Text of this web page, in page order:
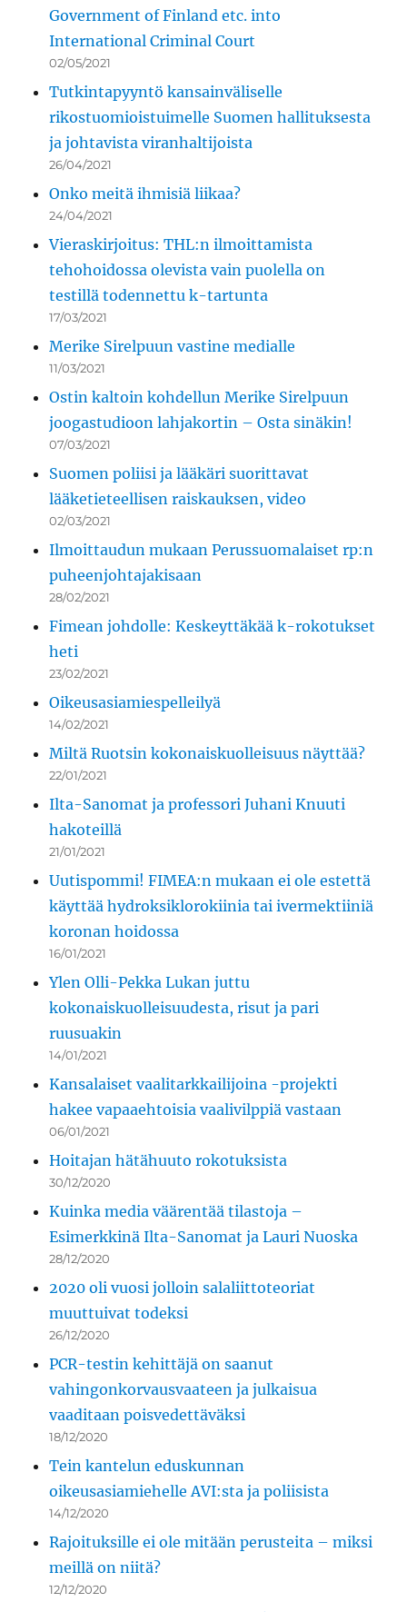
Government of Finland etc. into
International Criminal Court
02/05/2021
Tutkintapyyntö kansainväliselle
rikostuomioistuimelle Suomen hallituksesta
ja johtavista viranhaltijoista
26/04/2021
Onko meitä ihmisiä liikaa?
24/04/2021
Vieraskirjoitus: THL:n ilmoittamista
tehohoidossa olevista vain puolella on
testillä todennettu k-tartunta
17/03/2021
Merike Sirelpuun vastine medialle
11/03/2021
Ostin kaltoin kohdellun Merike Sirelpuun
joogastudioon lahjakortin – Osta sinäkin!
07/03/2021
Suomen poliisi ja lääkäri suorittavat
lääketieteellisen raiskauksen, video
02/03/2021
Ilmoittaudun mukaan Perussuomalaiset rp:n
puheenjohtajakisaan
28/02/2021
Fimean johdolle: Keskeyttäkää k-rokotukset
heti
23/02/2021
Oikeusasiamiespelleilyä
14/02/2021
Miltä Ruotsin kokonaiskuolleisuus näyttää?
22/01/2021
Ilta-Sanomat ja professori Juhani Knuuti
hakoteillä
21/01/2021
Uutispommi! FIMEA:n mukaan ei ole estettä
käyttää hydroksiklorokiinia tai ivermektiiniä
koronan hoidossa
16/01/2021
Ylen Olli-Pekka Lukan juttu
kokonaiskuolleisuudesta, risut ja pari
ruusuakin
14/01/2021
Kansalaiset vaalitarkkailijoina -projekti
hakee vapaaehtoisia vaalivilppiä vastaan
06/01/2021
Hoitajan hätähuuto rokotuksista
30/12/2020
Kuinka media väärentää tilastoja –
Esimerkkinä Ilta-Sanomat ja Lauri Nuoska
28/12/2020
2020 oli vuosi jolloin salaliittoteoriat
muuttuivat todeksi
26/12/2020
PCR-testin kehittäjä on saanut
vahingonkorvausvaateen ja julkaisua
vaaditaan poisvedettäväksi
18/12/2020
Tein kantelun eduskunnan
oikeusasiamiehelle AVI:sta ja poliisista
14/12/2020
Rajoituksille ei ole mitään perusteita – miksi
meillä on niitä?
12/12/2020